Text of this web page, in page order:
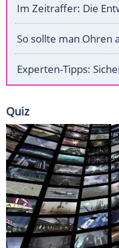
Im Zeitraffer: Die
So sollte man Ohren
Experten-Tipps:
Quiz